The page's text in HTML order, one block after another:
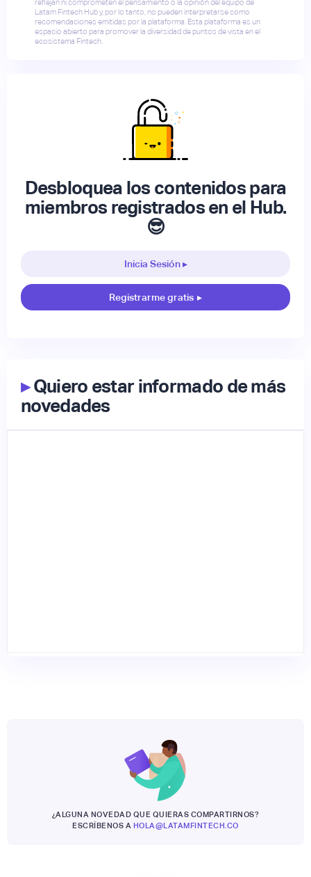
reflejan ni comprometen el pensamiento o la opinión del equipo de
Latam Fintech Hub y, por lo tanto, no pueden interpretarse como
recomendaciones emitidas por la plataforma. Esta plataforma es un
espacio abierto para promover la diversidad de puntos de vista en el
ecosistema Fintech.
Desbloquea los contenidos para
miembros registrados en el Hub.
😎
Inicia Sesión ▸
Registrarme gratis ▸
▸Quiero estar informado de más
novedades
¿ALGUNA NOVEDAD QUE QUIERAS COMPARTIRNOS?
ESCRÍBENOS A HOLA@LATAMFINTECH.CO